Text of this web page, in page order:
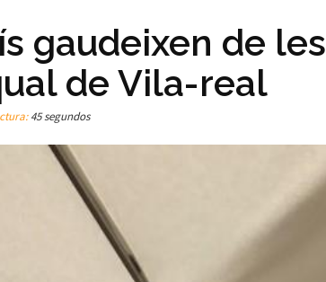
gaudeixen de les
de Vila-real
45 segundos